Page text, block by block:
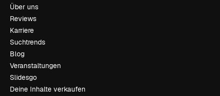
Über uns
Reviews
Karriere
Suchtrends
Blog
Veranstaltungen
Slidesgo
Deine Inhalte verkaufen